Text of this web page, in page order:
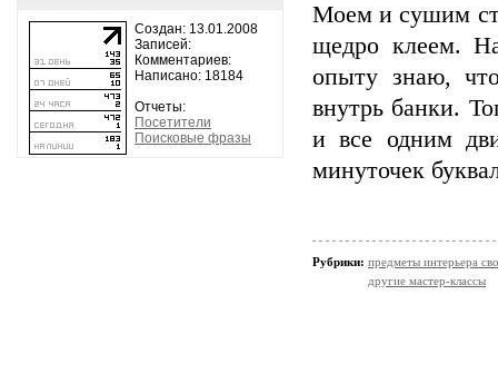
Создан: 13.01.2008
Записей:
Комментариев:
Написано: 18184
Отчеты:
Посетители
Поисковые фразы
Моем и сушим
щедро клеем.
опыту знаю,
внутрь банки.
и все одним
минуточек
Рубрики: предметы интерьера
другие мастер-классы